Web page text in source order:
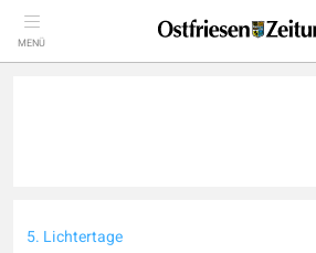
MENÜ
5. Lichtertage